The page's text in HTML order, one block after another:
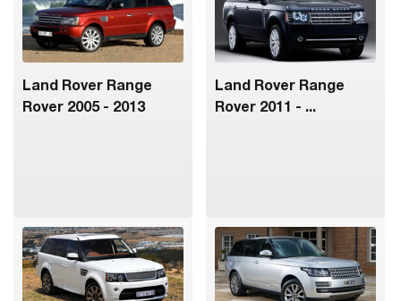
Land Rover Range
Rover 2005 - 2013
Land Rover Range
Rover 2011 - ...